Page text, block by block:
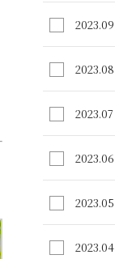
2023.09
2023.08
2023.07
2023.06
2023.05
2023.04